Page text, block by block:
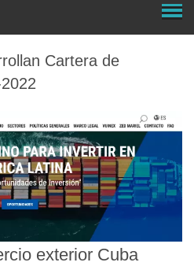
Cartera de
exterior Cuba